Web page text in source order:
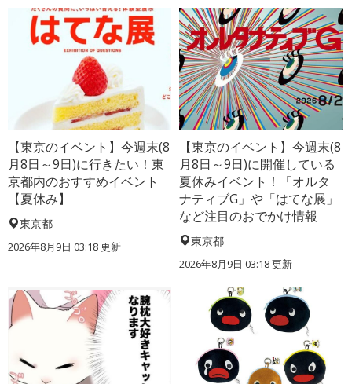
【東京のイベント】今週末(8
月8日～9日)に行きたい！東
京都内のおすすめイベント
【夏休み】
東京都
2026年8月9日 03:18更新
【東京のイベント】今週末(8
月8日～9日)に開催している
夏休みイベント！「オルタ
ナティブG」や「はてな展」
など注目のおでかけ情報
東京都
2026年8月9日 03:18更新